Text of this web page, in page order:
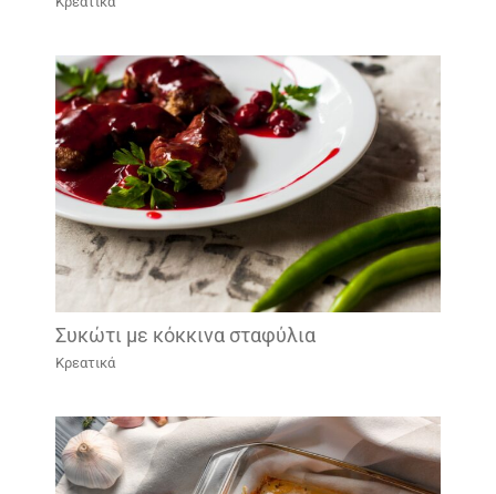
Συκώτι με κόκκινα σταφύλια
Κρεατικά